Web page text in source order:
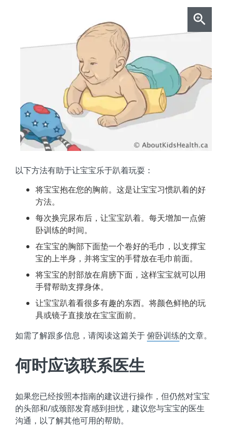
以下方法有助于让宝宝乐于趴着玩耍：
将宝宝抱在您的胸前。这是让宝宝习惯趴着的好
方法。
每次换完尿布后，让宝宝趴着。每天增加一点俯
卧训练的时间。
在宝宝的胸部下面垫一个卷好的毛巾，以支撑宝
宝的上半身，并将宝宝的手臂放在毛巾前面。
将宝宝的肘部放在肩膀下面，这样宝宝就可以用
手臂帮助支撑身体。
让宝宝趴着看很多有趣的东西。将颜色鲜艳的玩
具或镜子直接放在宝宝面前。
如需了解跟多信息，请阅读这篇关于俯卧训练的文章。
何时应该联系医生
如果您已经按照本指南的建议进行操作，但仍然对宝宝
的头部和/或颈部发育感到担忧，建议您与宝宝的医生
沟通，以了解其他可用的帮助。